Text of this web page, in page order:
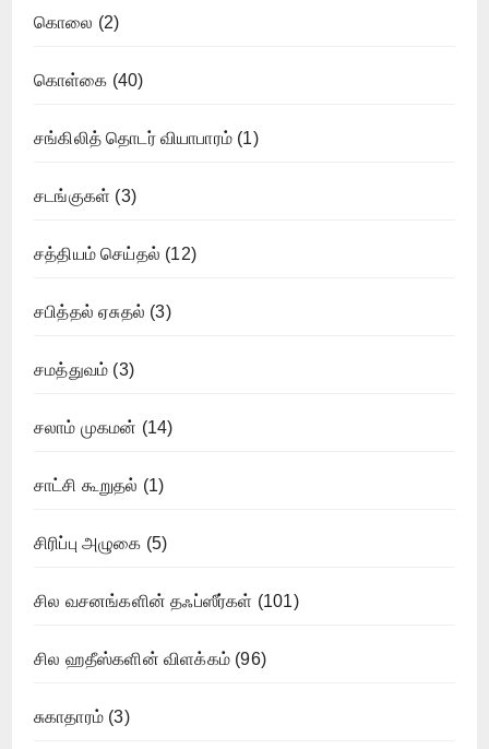
கொலை (2)
கொள்கை (40)
சங்கிலித் தொடர் வியாபாரம் (1)
சடங்குகள் (3)
சத்தியம் செய்தல் (12)
சபித்தல் ஏசுதல் (3)
சமத்துவம் (3)
சலாம் முகமன் (14)
சாட்சி கூறுதல் (1)
சிரிப்பு அழுகை (5)
சில வசனங்களின் தஃப்ஸீர்கள் (101)
சில ஹதீஸ்களின் விளக்கம் (96)
சுகாதாரம் (3)